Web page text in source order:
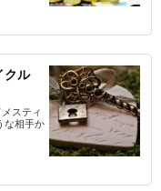
クル
スティ
な相手か